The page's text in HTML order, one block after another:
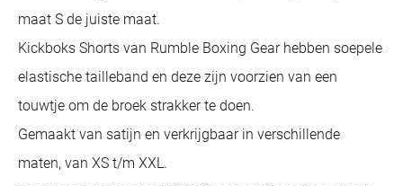
maat S de juiste maat.
Kickboks Shorts van Rumble Boxing Gear hebben soepele
elastische tailleband en deze zijn voorzien van een
touwtje om de broek strakker te doen.
Gemaakt van satijn en verkrijgbaar in verschillende
maten, van XS t/m XXL.